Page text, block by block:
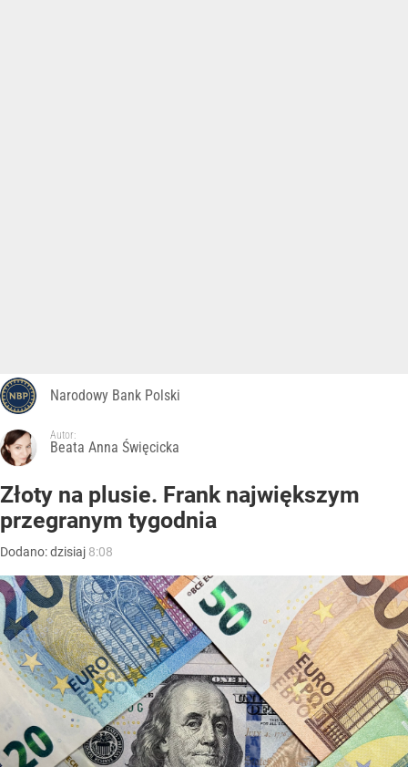
Narodowy Bank Polski
Autor:
Beata Anna Święcicka
Złoty na plusie. Frank największym
przegranym tygodnia
Dodano:dzisiaj 8:08